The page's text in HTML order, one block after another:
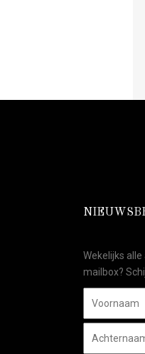
Wekelijks
mailbox?